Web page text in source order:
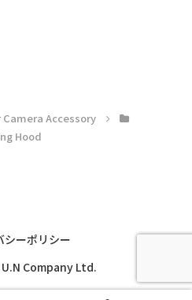
Accessory
Hood
シーポリシー
Company Ltd.